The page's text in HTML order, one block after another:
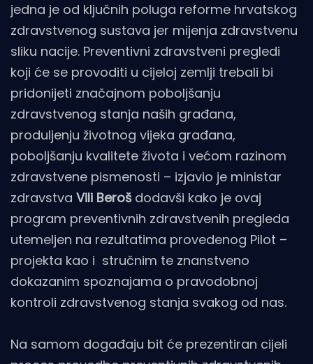
jedna je od ključnih poluga reforme hrvatskog
zdravstvenog sustava jer mijenja zdravstvenu
sliku nacije. Preventivni zdravstveni pregledi
koji će se provoditi u cijeloj zemlji trebali bi
pridonijeti značajnom poboljšanju
zdravstvenog stanja naših građana,
produljenju životnog vijeka građana,
poboljšanju kvalitete života i većom razinom
zdravstvene pismenosti – izjavio je ministar
zdravstva Vili Berošdodavši kako je ovaj
program preventivnih zdravstvenih pregleda
utemeljen na rezultatima provedenog Pilot –
projekta kao i stručnim te znanstveno
dokazanim spoznajama o pravodobnoj
kontroli zdravstvenog stanja svakog od nas.
Na samom događaju bit će prezentiran cijeli